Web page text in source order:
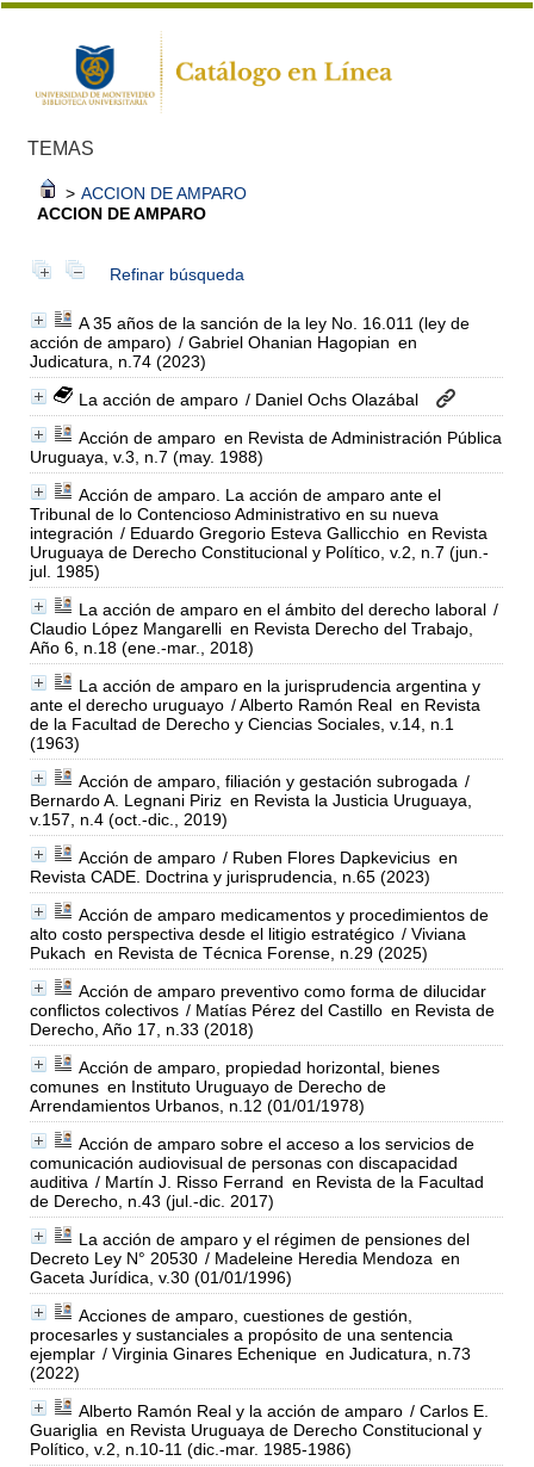
TEMAS
> ACCION DE AMPARO
ACCION DE AMPARO
Refinar búsqueda
A 35 años de la sanción de la ley No. 16.011 (ley de
acción de amparo) / Gabriel Ohanian Hagopian en
Judicatura, n.74 (2023)
La acción de amparo / Daniel Ochs Olazábal
Acción de amparo en Revista de Administración Pública
Uruguaya, v.3, n.7 (may. 1988)
Acción de amparo. La acción de amparo ante el
Tribunal de lo Contencioso Administrativo en su nueva
integración / Eduardo Gregorio Esteva Gallicchio en Revista
Uruguaya de Derecho Constitucional y Político, v.2, n.7 (jun.-
jul. 1985)
La acción de amparo en el ámbito del derecho laboral /
Claudio López Mangarelli en Revista Derecho del Trabajo,
Año 6, n.18 (ene.-mar., 2018)
La acción de amparo en la jurisprudencia argentina y
ante el derecho uruguayo / Alberto Ramón Real en Revista
de la Facultad de Derecho y Ciencias Sociales, v.14, n.1
(1963)
Acción de amparo, filiación y gestación subrogada /
Bernardo A. Legnani Piriz en Revista la Justicia Uruguaya,
v.157, n.4 (oct.-dic., 2019)
Acción de amparo / Ruben Flores Dapkevicius en
Revista CADE. Doctrina y jurisprudencia, n.65 (2023)
Acción de amparo medicamentos y procedimientos de
alto costo perspectiva desde el litigio estratégico / Viviana
Pukach en Revista de Técnica Forense, n.29 (2025)
Acción de amparo preventivo como forma de dilucidar
conflictos colectivos / Matías Pérez del Castillo en Revista de
Derecho, Año 17, n.33 (2018)
Acción de amparo, propiedad horizontal, bienes
comunes en Instituto Uruguayo de Derecho de
Arrendamientos Urbanos, n.12 (01/01/1978)
Acción de amparo sobre el acceso a los servicios de
comunicación audiovisual de personas con discapacidad
auditiva / Martín J. Risso Ferrand en Revista de la Facultad
de Derecho, n.43 (jul.-dic. 2017)
La acción de amparo y el régimen de pensiones del
Decreto Ley N° 20530 / Madeleine Heredia Mendoza en
Gaceta Jurídica, v.30 (01/01/1996)
Acciones de amparo, cuestiones de gestión,
procesarles y sustanciales a propósito de una sentencia
ejemplar / Virginia Ginares Echenique en Judicatura, n.73
(2022)
Alberto Ramón Real y la acción de amparo / Carlos E.
Guariglia en Revista Uruguaya de Derecho Constitucional y
Político, v.2, n.10-11 (dic.-mar. 1985-1986)